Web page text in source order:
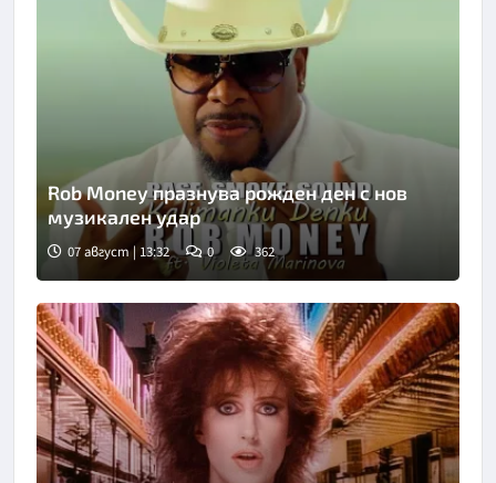
Rob Money празнува рожден ден с нов
музикален удар
07 август | 13:32 0 362